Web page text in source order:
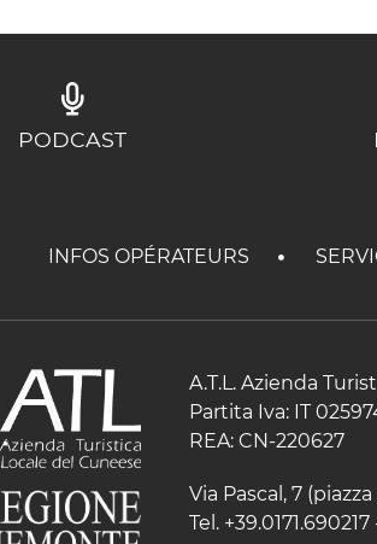
PODCAST
INFOS OPÉRATEURS
A.T.L. Azienda
Partita Iva: IT
REA: CN-220627
Via Pascal, 7
Tel.